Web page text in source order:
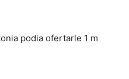
podia ofertarle 1 m